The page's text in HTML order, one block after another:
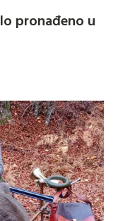
pronađeno u